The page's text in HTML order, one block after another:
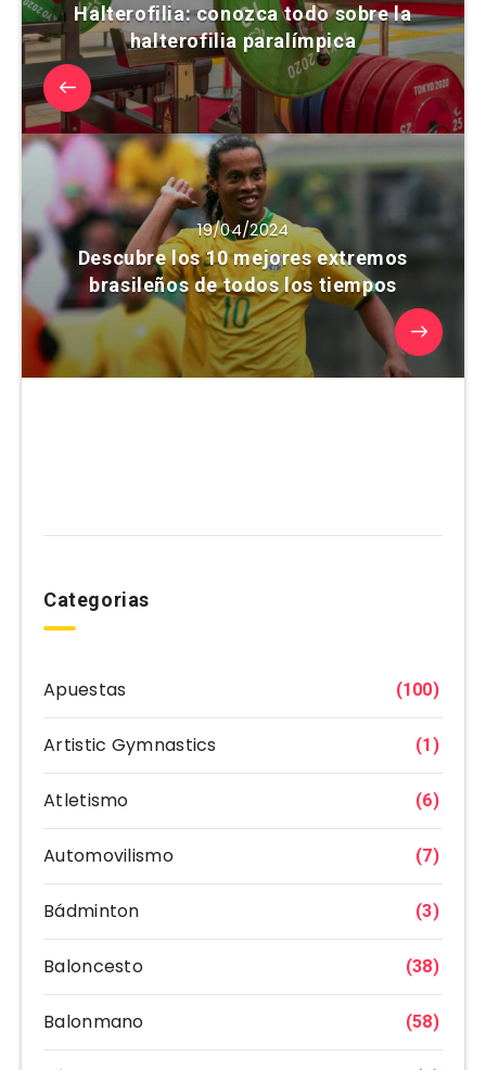
Halterofilia: conozca todo sobre la
halterofilia paralímpica
19/04/2024
Descubre los 10 mejores extremos
brasileños de todos los tiempos
Categorias
Apuestas (100)
Artistic Gymnastics (1)
Atletismo (6)
Automovilismo (7)
Bádminton (3)
Baloncesto (38)
Balonmano (58)